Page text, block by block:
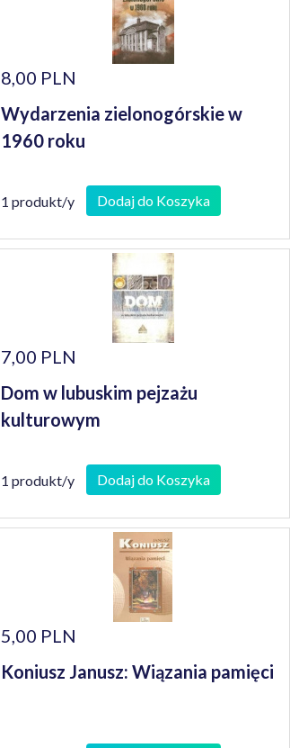
8,00 PLN
Wydarzenia zielonogórskie w
1960 roku
1 produkt/y Dodaj do Koszyka
7,00 PLN
Dom w lubuskim pejzażu
kulturowym
1 produkt/y Dodaj do Koszyka
5,00 PLN
Koniusz Janusz: Wiązania pamięci